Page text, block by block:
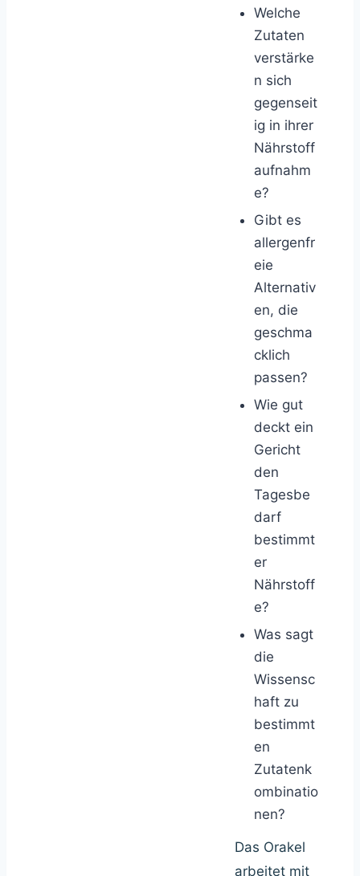
Welche
Zutaten
verstärke
n sich
gegenseit
ig in ihrer
Nährstoff
aufnahm
e?
Gibt es
allergenfr
eie
Alternativ
en, die
geschma
cklich
passen?
Wie gut
deckt ein
Gericht
den
Tagesbe
darf
bestimmt
er
Nährstoff
e?
Was sagt
die
Wissensc
haft zu
bestimmt
en
Zutatenk
ombinatio
nen?
Das Orakel
arbeitet mit